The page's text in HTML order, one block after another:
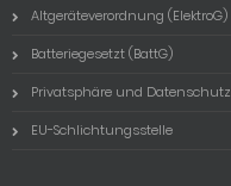
Altgeräteverordnung (ElektroG)
Batteriegesetzt (BattG)
Privatsphäre und Datenschutz
EU-Schlichtungsstelle